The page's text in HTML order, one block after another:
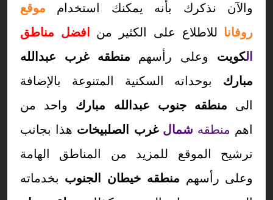
والآن نذكرك بأنه يمكنك استخدام موقع
روفانا للاطلاع على الكثير من
افضل مناطق
الكويت وعلى رأسهم
منطقه غرب عبدالله
مبارك بوحداته السكنية المتنوعة بالإضافة
الى
منطقه جنوب عبدالله مبارك واحد من
اهم منطقه شمالغرب الصلبيخات هذا بجانب
ترشيح الموقع للمزيد من المناطق الهامة
وعلى رأسهم منطقه خيطان الجنوب بخدماته